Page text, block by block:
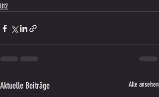
U12
Aktuelle Beiträge Alle ansehen